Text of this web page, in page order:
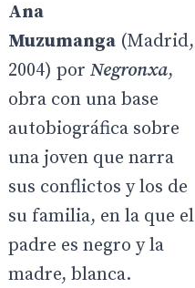
Ana
Muzumanga (Madrid,
2004) por Negronxa,
obra con una base
autobiográfica sobre
una joven que narra
sus conflictos y los de
su familia, en la que el
padre es negro y la
madre, blanca.